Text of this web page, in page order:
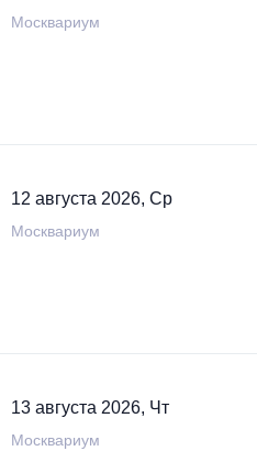
Москвариум
12 августа 2026, Ср
Москвариум
13 августа 2026, Чт
Москвариум